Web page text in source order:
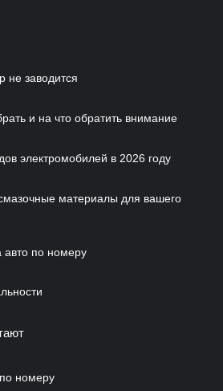
не заводится
и на что обратить внимание
электромобилей в 2026 году
материалы для вашего
авто по номеру
номеру